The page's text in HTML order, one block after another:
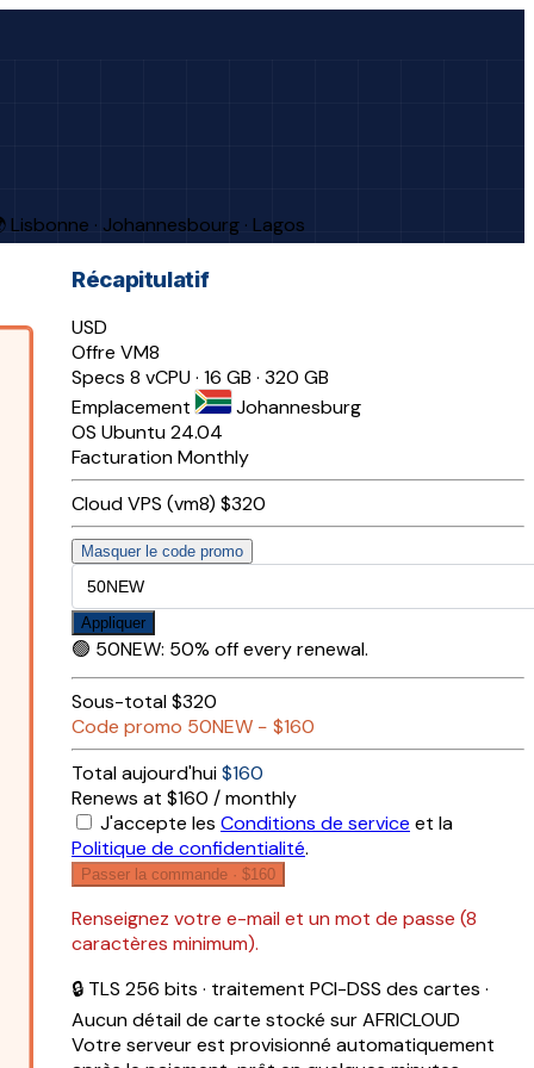
Lisbonne · Johannesbourg · Lagos
Récapitulatif
USD
Offre VM8
Specs 8 vCPU · 16 GB · 320 GB
Emplacement
Johannesburg
OS Ubuntu 24.04
FacturationMonthly
Cloud VPS (vm8) $320
Masquer le code promo
Appliquer
🟢 50NEW: 50% off every renewal.
Sous-total$320
Code promo 50NEW − $160
Total aujourd'hui$160
Renews at $160 / monthly
J'accepte les Conditions de service et la
Politique de confidentialité.
Passer la commande · $160
Renseignez votre e-mail et un mot de passe (8
caractères minimum).
🔒 TLS 256 bits · traitement PCI-DSS des cartes ·
Aucun détail de carte stocké sur AFRICLOUD
Votre serveur est provisionné automatiquement